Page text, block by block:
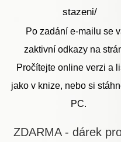
stazeni/
Po zadání e-mailu se
zaktivní odkazy na
Pročítejte online verzi a
jako v knize, nebo si
PC.
ZDARMA - dárek